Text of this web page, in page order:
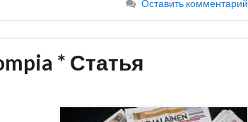
Оставить комментарий
* Статья